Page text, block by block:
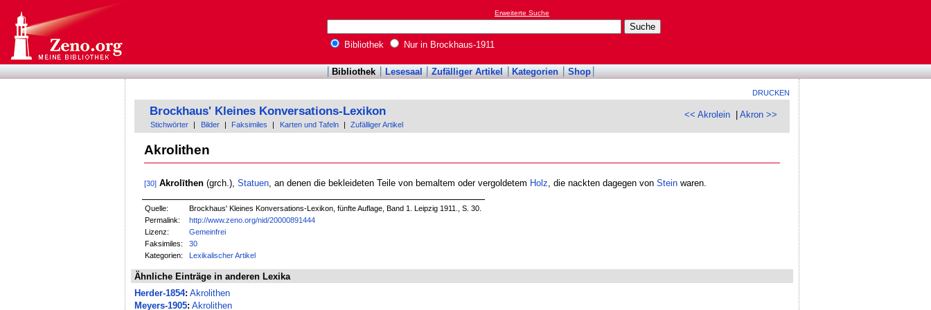
Erweiterte Suche
Bibliothek Nur in Brockhaus-1911
Bibliothek Lesesaal Zufälliger Artikel Kategorien Shop
DRUCKEN
<< Akrolein |Akron >>
Brockhaus' Kleines Konversations-Lexikon
Stichwörter Bilder Faksimiles Karten und Tafeln Zufälliger Artikel
Akrolithen
[30] Akrolīthen(grch.), Statuen, an denen die bekleideten Teile von bemaltem oder vergoldetem Holz , die nackten dagegen von Steinwaren.
Quelle:
Brockhaus' Kleines Konversations-Lexikon, fünfte Auflage, Band 1. Leipzig 1911., S. 30.
Permalink:
http://www.zeno.org/nid/20000891444
Lizenz:
Gemeinfrei
Faksimiles:
30
Kategorien:
Lexikalischer Artikel
Ähnliche Einträge in anderen Lexika
Herder-1854: Akrolithen
Meyers-1905: Akrolithen